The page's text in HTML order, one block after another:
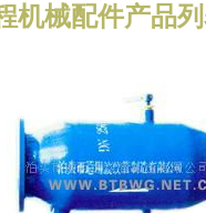
机械配件产品